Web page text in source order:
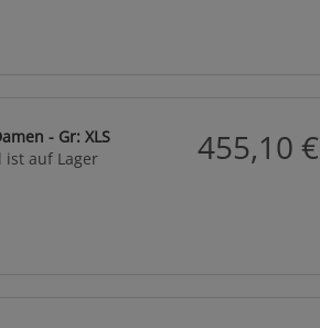
- Gr: XLS
auf Lager
455,10 €